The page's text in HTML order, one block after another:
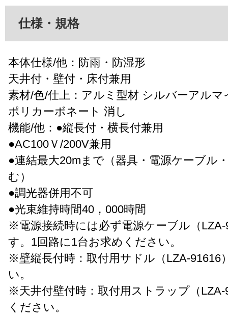
仕様・規格
本体仕様/他：防雨・防湿形
天井付・壁付・床付兼用
素材/色/仕上：アルミ型材 シルバーアルマ
ポリカーボネート 消し
機能/他：●縦長付・横長付兼用
●AC100Ｖ/200V兼用
●連結最大20mまで（器具・電源ケーブル
む）
●調光器併用不可
●光束維持時間40，000時間
※電源接続時には必ず電源ケーブル（
す。1回路に1台お求めください。
※壁縦長付時：取付用サドル（LZA-91616
い。
※天井付壁付時：取付用ストラップ（LZA-
ください。